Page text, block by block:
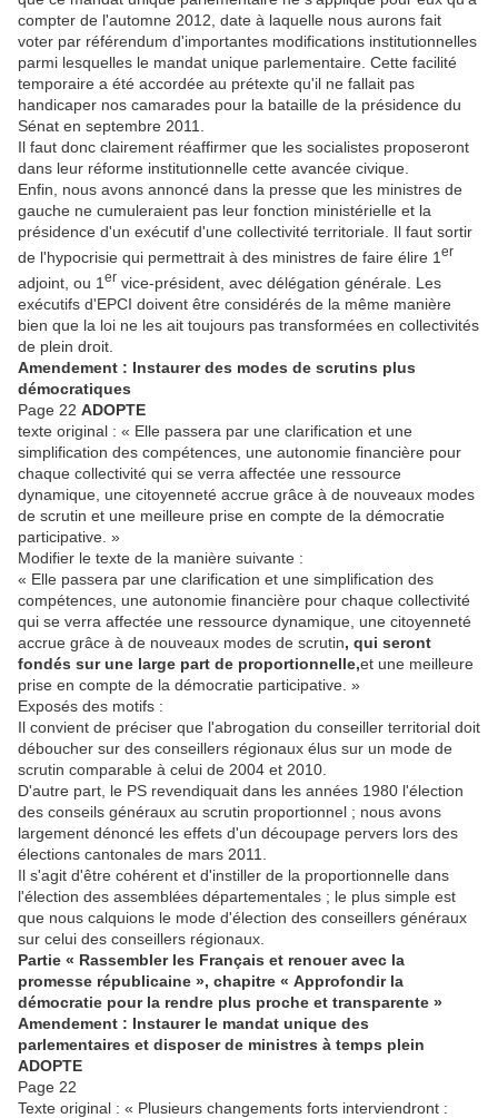
compter de l'automne 2012, date à laquelle nous aurons fait
voter par référendum d'importantes modifications institutionnelles
parmi lesquelles le mandat unique parlementaire. Cette facilité
temporaire a été accordée au prétexte qu'il ne fallait pas
handicaper nos camarades pour la bataille de la présidence du
Sénat en septembre 2011.
Il faut donc clairement réaffirmer que les socialistes proposeront
dans leur réforme institutionnelle cette avancée civique.
Enfin, nous avons annoncé dans la presse que les ministres de
gauche ne cumuleraient pas leur fonction ministérielle et la
présidence d'un exécutif d'une collectivité territoriale. Il faut sortir
de l'hypocrisie qui permettrait à des ministres de faire élire 1 er
adjoint, ou 1 er vice-président, avec délégation générale. Les
exécutifs d'EPCI doivent être considérés de la même manière
bien que la loi ne les ait toujours pas transformées en collectivités
de plein droit.
Amendement : Instaurer des modes de scrutins plus
démocratiques
Page 22 ADOPTE
texte original : « Elle passera par une clarification et une
simplification des compétences, une autonomie financière pour
chaque collectivité qui se verra affectée une ressource
dynamique, une citoyenneté accrue grâce à de nouveaux modes
de scrutin et une meilleure prise en compte de la démocratie
participative. »
Modifier le texte de la manière suivante :
« Elle passera par une clarification et une simplification des
compétences, une autonomie financière pour chaque collectivité
qui se verra affectée une ressource dynamique, une citoyenneté
accrue grâce à de nouveaux modes de scrutin, qui seront
fondés sur une large part de proportionnelle,et une meilleure
prise en compte de la démocratie participative. »
Exposés des motifs :
Il convient de préciser que l'abrogation du conseiller territorial doit
déboucher sur des conseillers régionaux élus sur un mode de
scrutin comparable à celui de 2004 et 2010.
D'autre part, le PS revendiquait dans les années 1980 l'élection
des conseils généraux au scrutin proportionnel ; nous avons
largement dénoncé les effets d'un découpage pervers lors des
élections cantonales de mars 2011.
Il s'agit d'être cohérent et d'instiller de la proportionnelle dans
l'élection des assemblées départementales ; le plus simple est
que nous calquions le mode d'élection des conseillers généraux
sur celui des conseillers régionaux.
Partie « Rassembler les Français et renouer avec la
promesse républicaine », chapitre « Approfondir la
démocratie pour la rendre plus proche et transparente »
Amendement : Instaurer le mandat unique des
parlementaires et disposer de ministres à temps plein
ADOPTE
Page 22
Texte original : « Plusieurs changements forts interviendront :